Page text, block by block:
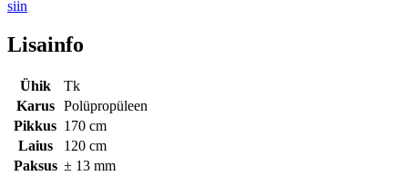
siin
Lisainfo
Ühik
Tk
Karus
Polüpropüleen
Pikkus 170 cm
Laius
120 cm
Paksus ± 13 mm